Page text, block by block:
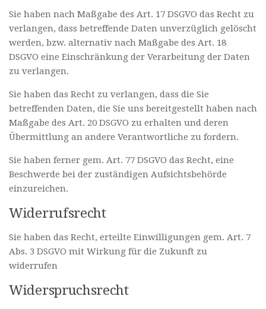
Sie haben nach Maßgabe des Art. 17 DSGVO das Recht zu
verlangen, dass betreffende Daten unverzüglich gelöscht
werden, bzw. alternativ nach Maßgabe des Art. 18
DSGVO eine Einschränkung der Verarbeitung der Daten
zu verlangen.
Sie haben das Recht zu verlangen, dass die Sie
betreffenden Daten, die Sie uns bereitgestellt haben nach
Maßgabe des Art. 20 DSGVO zu erhalten und deren
Übermittlung an andere Verantwortliche zu fordern.
Sie haben ferner gem. Art. 77 DSGVO das Recht, eine
Beschwerde bei der zuständigen Aufsichtsbehörde
einzureichen.
Widerrufsrecht
Sie haben das Recht, erteilte Einwilligungen gem. Art. 7
Abs. 3 DSGVO mit Wirkung für die Zukunft zu
widerrufen
Widerspruchsrecht